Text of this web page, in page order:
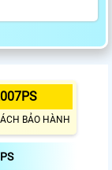
BẢO HÀNH